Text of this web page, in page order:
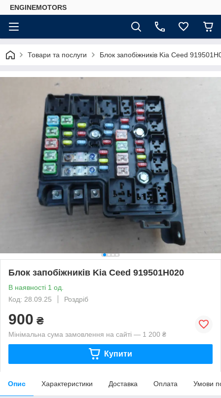
ENGINEMOTORS
Товари та послуги Блок запобіжників Kia Ceed
Блок запобіжників Kia Ceed 919501H020
В наявності 1 од.
Код: 28.09.25
Роздріб
900 ₴
Мінімальна сума замовлення на сайті — 1 200 ₴
Купити
Опис Характеристики Доставка Оплата Умови